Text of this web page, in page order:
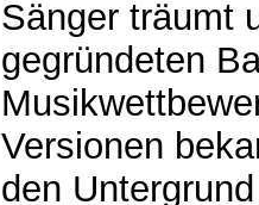
Sänger träumt
gegründeten
Versionen
den